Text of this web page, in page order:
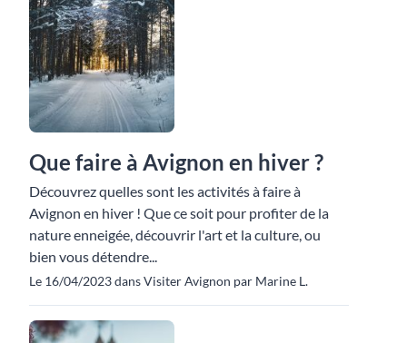
Que faire à Avignon en hiver ?
Découvrez quelles sont les activités à faire à
Avignon en hiver ! Que ce soit pour profiter de la
nature enneigée, découvrir l'art et la culture, ou
bien vous détendre...
Le 16/04/2023 dans Visiter Avignon par Marine L.